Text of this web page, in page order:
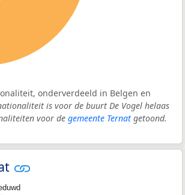
onderverdeeld in Belgen en
is voor de buurt De Vogel helaas
voor de gemeente Ternat getoond.